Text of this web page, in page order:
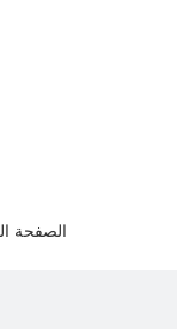
الصفحة